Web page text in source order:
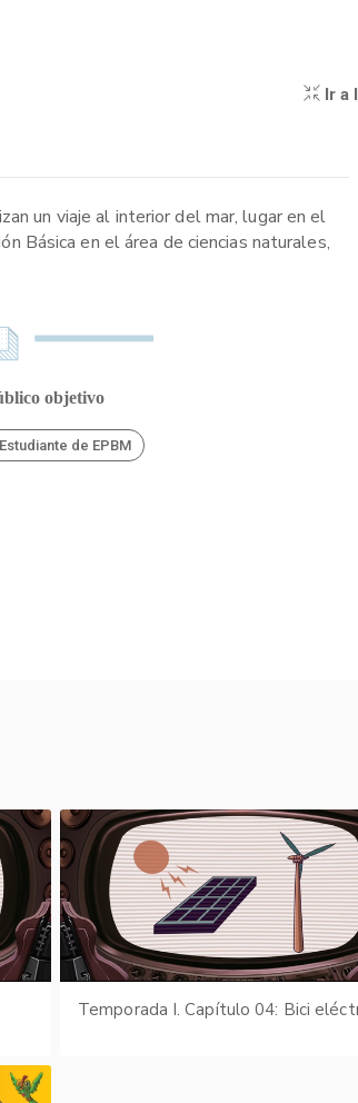
Ir a
un viaje al interior del mar, lugar en el
Básica en el área de ciencias naturales,
objetivo
Estudiante de EPBM
Temporada I. Capítulo 04: Bici